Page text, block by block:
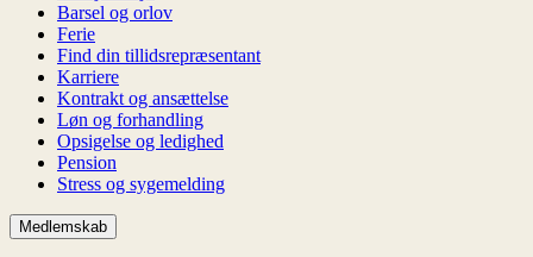
Barsel og orlov
Ferie
Find din tillidsrepræsentant
Karriere
Kontrakt og ansættelse
Løn og forhandling
Opsigelse og ledighed
Pension
Stress og sygemelding
Medlemskab